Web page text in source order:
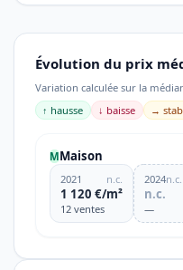
Évolution du prix
Variation calculée sur la
↑ hausse
↓ baisse →
MMaison
2021 n.c.
1 120 €/m²
12 ventes
2024n.c.
n.c.
—